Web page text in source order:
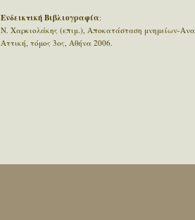
Ενδεικτική Βιβλιογραφία:
Ν. Χαρκιολάκης (επιμ.), Αποκατάσταση μνημείων-
Αττική, τόμος 3ος, Αθήνα 2006.